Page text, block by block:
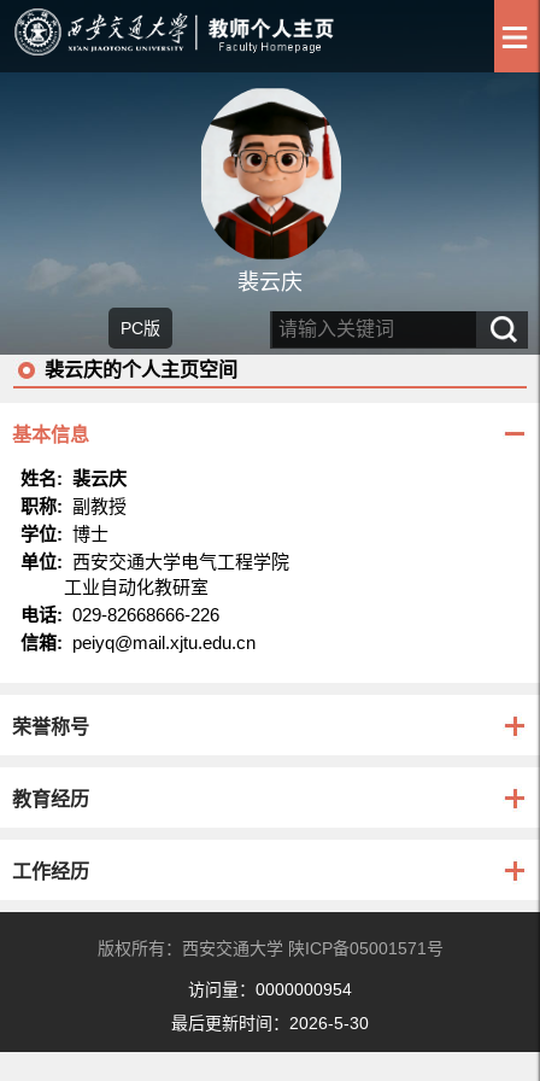
裴云庆
裴云庆的个人主页空间
基本信息
姓名: 裴云庆
职称: 副教授
学位: 博士
单位: 西安交通大学电气工程学院
工业自动化教研室
电话: 029-82668666-226
信箱: peiyq@mail.xjtu.edu.cn
荣誉称号
教育经历
工作经历
版权所有：西安交通大学 陕ICP备05001571号
访问量： 0000000954
最后更新时间： 2026-5-30
PC版